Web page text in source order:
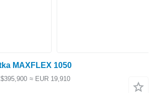
MAXFLEX 1050
≈ EUR 19,910